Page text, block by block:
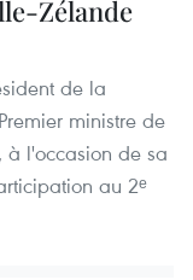
Zélande
de la
ministre de
à l'occasion de sa
au 2ᵉ